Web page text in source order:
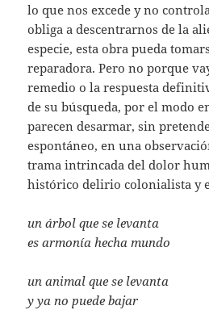
lo que nos excede y no
obliga a descentrarnos de la
especie, esta obra pueda
reparadora. Pero no porque
remedio o la respuesta
de su búsqueda, por el modo
parecen desarmar, sin
espontáneo, en una
trama intrincada del dolor
histórico delirio colonialista y
un árbol que se levanta
es armonía hecha mundo
un animal que se levanta
y ya no puede bajar